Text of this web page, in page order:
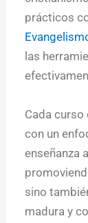
prácticos
las
Cada
con un
enseñanza
sino
madura y